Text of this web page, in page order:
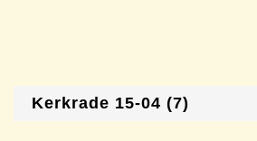
Kerkrade 15-04 (7)